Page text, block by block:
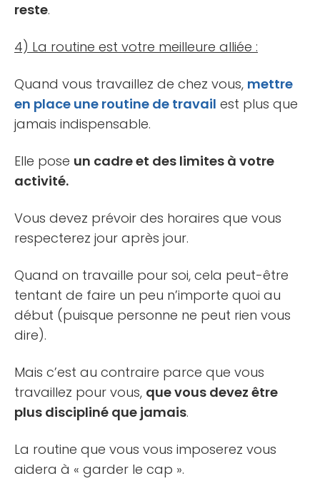
reste.
4) La routine est votre meilleure alliée :
Quand vous travaillez de chez vous, mettre
en place une routine de travail est plus que
jamais indispensable.
Elle pose un cadre et des limites à votre
activité.
Vous devez prévoir des horaires que vous
respecterez jour après jour.
Quand on travaille pour soi, cela peut-être
tentant de faire un peu n’importe quoi au
début (puisque personne ne peut rien vous
dire).
Mais c’est au contraire parce que vous
travaillez pour vous, que vous devez être
plus discipliné que jamais.
La routine que vous vous imposerez vous
aidera à « garder le cap ».